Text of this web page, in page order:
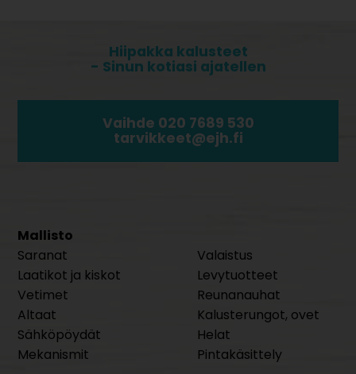
Hiipakka kalusteet
- Sinun kotiasi ajatellen
Vaihde 020 7689 530
tarvikkeet@ejh.fi
Mallisto
Saranat
Laatikot ja kiskot
Vetimet
Altaat
Sähköpöydät
Mekanismit
Valaistus
Levytuotteet
Reunanauhat
Kalusterungot, ovet
Helat
Pintakäsittely